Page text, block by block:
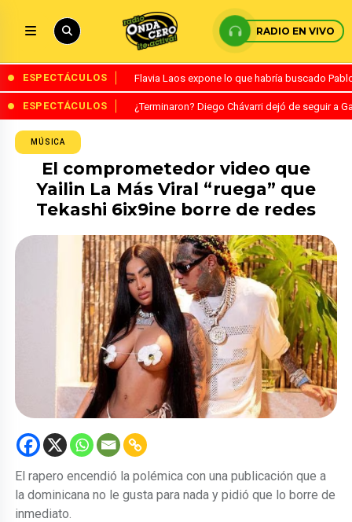
RADIO EN VIVO
ESPECTÁCULOS Flavia Laos expone lo que habría buscado
ESPECTÁCULOS ¿Terminaron? Diego Chávarri dejó de seguir a
MÚSICA
El comprometedor video que
Yailin La Más Viral “ruega” que
Tekashi 6ix9ine borre de redes
El rapero encendió la polémica con una publicación que a
la dominicana no le gusta para nada y pidió que lo borre de
inmediato.